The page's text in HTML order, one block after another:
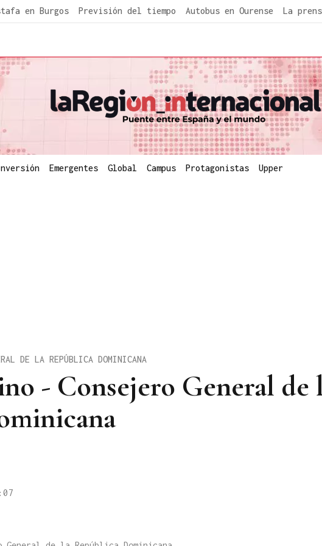
en Burgos Previsión del tiempo Autobus en Ourense La
Emergentes Global Campus Protagonistas Upper
- Consejero General de
DE LA REPÚBLICA DOMINICANA